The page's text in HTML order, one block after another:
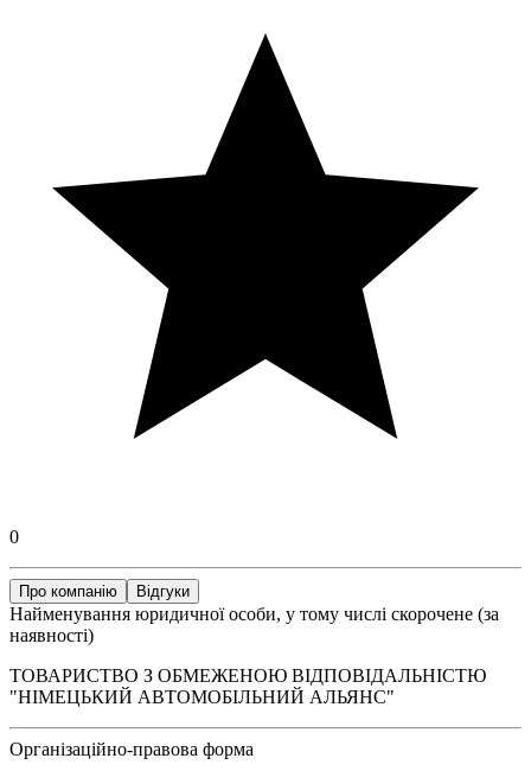
0
Про компанію Відгуки
Найменування юридичної особи, у тому числі скорочене (за
наявності)
ТОВАРИСТВО З ОБМЕЖЕНОЮ ВІДПОВІДАЛЬНІСТЮ
"НІМЕЦЬКИЙ АВТОМОБІЛЬНИЙ АЛЬЯНС"
Організаційно-правова форма